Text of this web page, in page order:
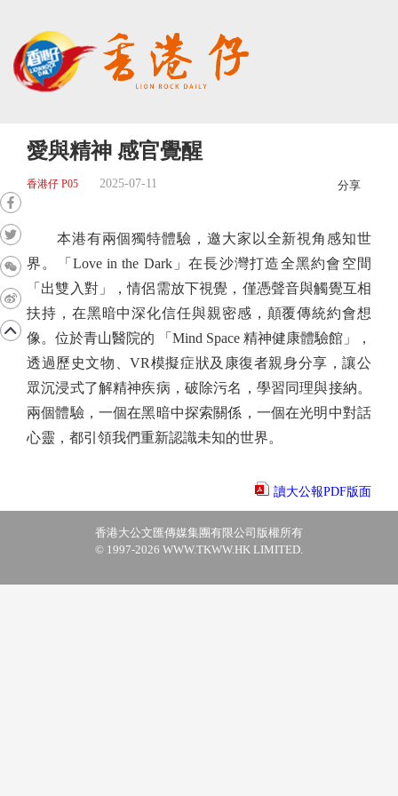
愛與精神 感官覺醒
香港仔 P05 2025-07-11 分享
本港有兩個獨特體驗，邀大家以全新視角感知世
界。「Love in the Dark」在長沙灣打造全黑約會空間
「出雙入對」，情侶需放下視覺，僅憑聲音與觸覺互相
扶持，在黑暗中深化信任與親密感，顛覆傳統約會想
像。位於青山醫院的 「Mind Space 精神健康體驗館」，
透過歷史文物、VR模擬症狀及康復者親身分享，讓公
眾沉浸式了解精神疾病，破除污名，學習同理與接納。
兩個體驗，一個在黑暗中探索關係，一個在光明中對話
心靈，都引領我們重新認識未知的世界。
讀大公報PDF版面
香港大公文匯傳媒集團有限公司版權所有
© 1997-2026 WWW.TKWW.HK LIMITED.